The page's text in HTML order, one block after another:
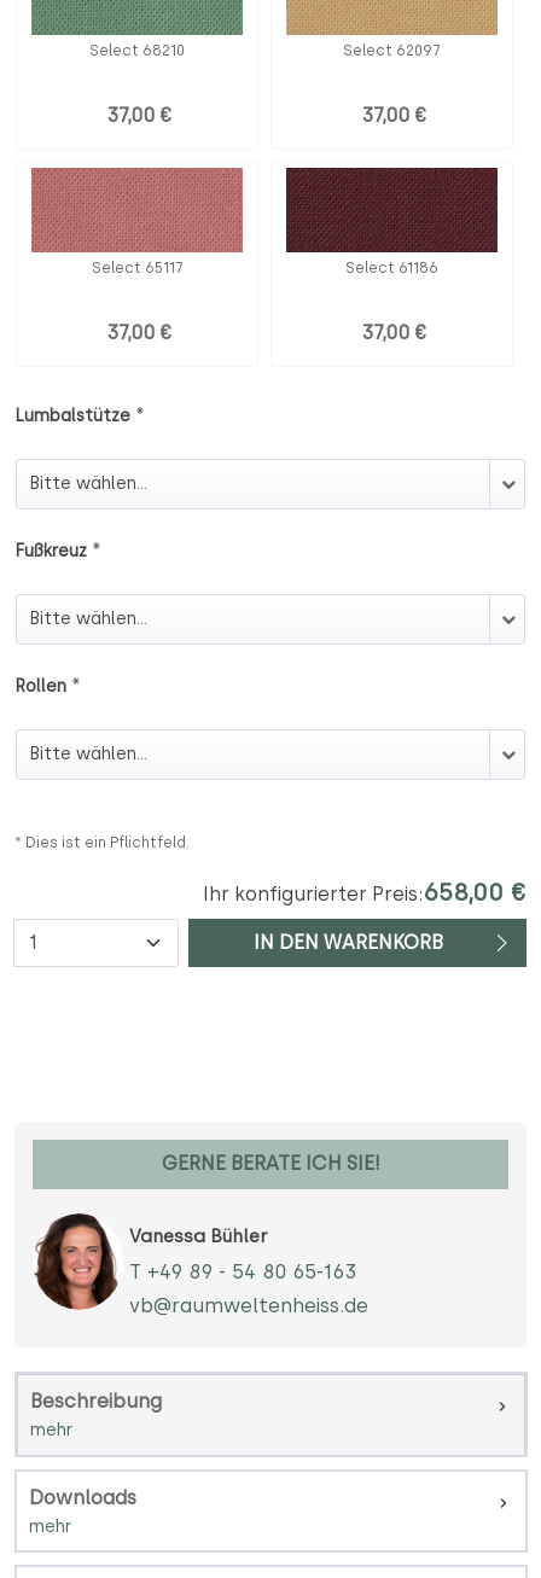
Select 68210
37,00 €
Select 62097
37,00 €
Select 65117
37,00 €
Select 61186
37,00 €
Lumbalstütze *
Lumbalstütze
Fußkreuz *
Fußkreuz
Rollen *
Rollen
* Dies ist ein Pflichtfeld.
Ihr konfigurierter Preis:658,00 €
Anzahl IN DEN WARENKORB
GERNE BERATE ICH SIE!
Vanessa Bühler
T +49 89 - 54 80 65-163
vb@raumweltenheiss.de
Beschreibung
Downloads